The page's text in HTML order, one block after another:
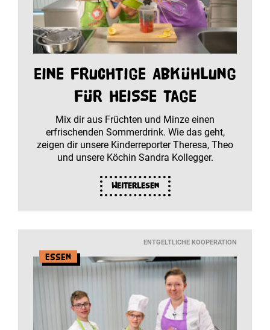
Eine fruchtige Abkühlung
für heiße Tage
Mix dir aus Früchten und Minze einen
erfrischenden Sommerdrink. Wie das geht,
zeigen dir unsere Kinderreporter Theresa, Theo
und unsere Köchin Sandra Kollegger.
Weiterlesen
ENTGELTLICHE KOOPERATION
Essen